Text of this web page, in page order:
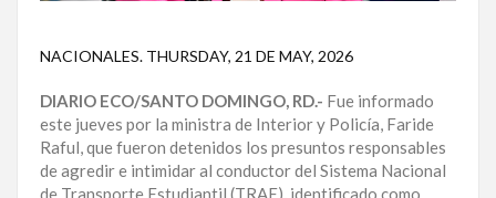
PROVINCIAS
DISTRITO
NACIONAL
SANTO
NACIONALES. THURSDAY, 21 DE MAY, 2026
DIARIO ECO/SANTO DOMINGO, RD.- Fue informado
este jueves por la ministra de Interior y Policía, Faride
Raful, que fueron detenidos los presuntos responsables
de agredir e intimidar al conductor del Sistema Nacional
de Transporte Estudiantil (TRAE), identificado como